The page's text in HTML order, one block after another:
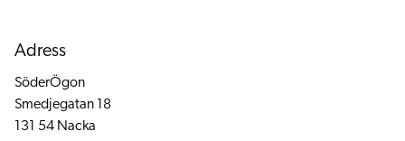
Adress
SöderÖgon
Smedjegatan 18
131 54 Nacka